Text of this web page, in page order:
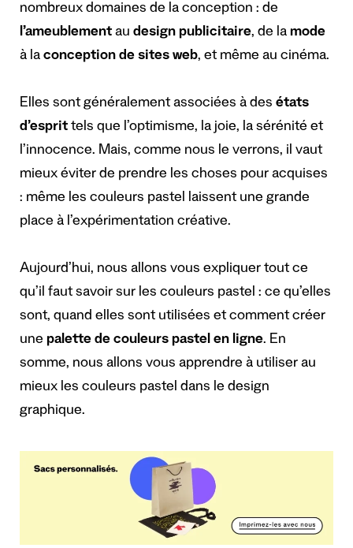
nombreux domaines de la conception : de
l’ameublement au design publicitaire, de la mode
à la conception de sites web, et même au cinéma.
Elles sont généralement associées à des états
d’esprit tels que l’optimisme, la joie, la sérénité et
l’innocence. Mais, comme nous le verrons, il vaut
mieux éviter de prendre les choses pour acquises
: même les couleurs pastel laissent une grande
place à l’expérimentation créative.
Aujourd’hui, nous allons vous expliquer tout ce
qu’il faut savoir sur les couleurs pastel : ce qu’elles
sont, quand elles sont utilisées et comment créer
une palette de couleurs pastel en ligne. En
somme, nous allons vous apprendre à utiliser au
mieux les couleurs pastel dans le design
graphique.